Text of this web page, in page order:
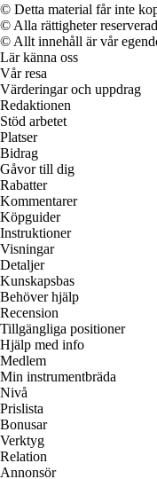
© Detta material får inte
© Alla rättigheter
© Allt innehåll är vår
Lär känna oss
Vår resa
Värderingar och uppdrag
Redaktionen
Stöd arbetet
Platser
Bidrag
Gåvor till dig
Rabatter
Kommentarer
Köpguider
Instruktioner
Visningar
Detaljer
Kunskapsbas
Behöver hjälp
Recension
Tillgängliga positioner
Hjälp med info
Medlem
Min instrumentbräda
Nivå
Prislista
Bonusar
Verktyg
Relation
Annonsör